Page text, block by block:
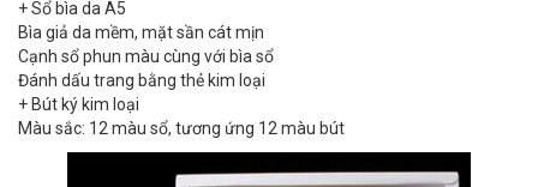
+ Sổ bìa da A5
Bìa giả da mềm, mặt sần cát mịn
Cạnh sổ phun màu cùng với bìa sổ
Đánh dấu trang bằng thẻ kim loại
+ Bút ký kim loại
Màu sắc: 12 màu sổ, tương ứng 12 màu bút